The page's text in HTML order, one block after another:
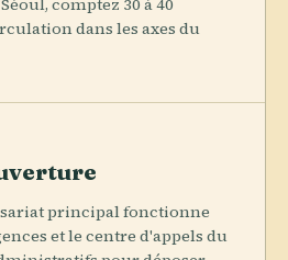
comptez 30 à 40
dans les axes du
principal fonctionne
et le centre d'appels du